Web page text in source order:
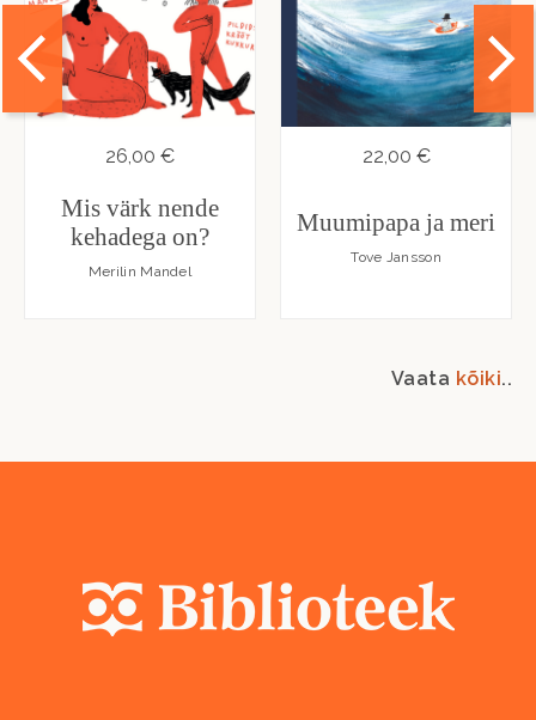
26,00 €
Mis värk nende
kehadega on?
Merilin Mandel
22,00 €
Muumipapa ja meri
Tove Jansson
Vaata kõiki..